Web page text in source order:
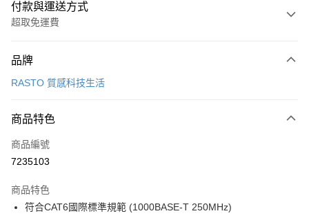
付款與運送方式
超取免運費
信用卡一次付款
Apple Pay
街口支付
ATM付款
品牌
RASTO 質感科技生活
商品特色
商品編號
7235103
商品特色
符合CAT6國際標準規範 (1000BASE-T 250MHz)